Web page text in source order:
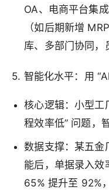
OA、电商平台集
（如后期新增
库、多部门协同，
5. 智能化水平：用
核心逻辑：小型工
程效率低” 问题，
数据支撑：某五金
能后，单据录入效
65% 提升至 92%